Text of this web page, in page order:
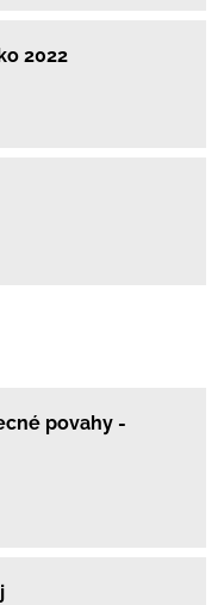
2022
povahy -